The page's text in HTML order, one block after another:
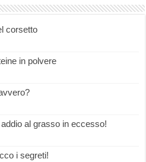
corsetto
in polvere
al grasso in eccesso!
i segreti!